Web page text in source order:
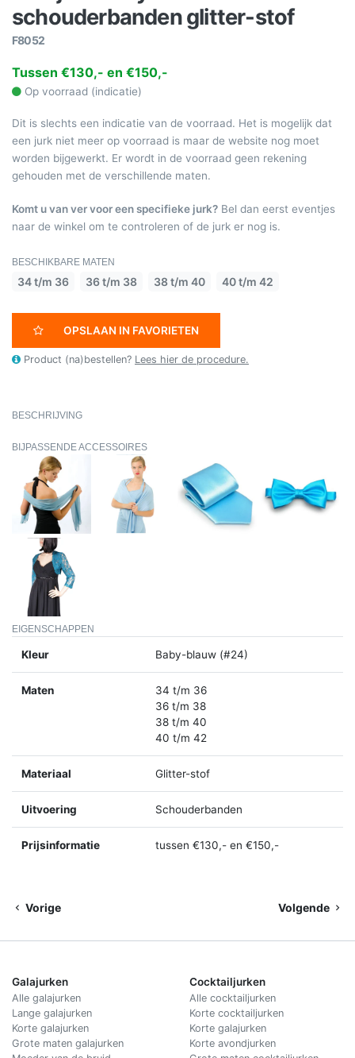
schouderbanden glitter-stof
F8052
Tussen €130,- en €150,-
Op voorraad (indicatie)
Dit is slechts een indicatie van de voorraad. Het is mogelijk dat
een jurk niet meer op voorraad is maar de website nog moet
worden bijgewerkt. Er wordt in de voorraad geen rekening
gehouden met de verschillende maten.
Komt u van ver voor een specifieke jurk? Bel dan eerst eventjes
naar de winkel om te controleren of de jurk er nog is.
BESCHIKBARE MATEN
34 t/m 36 36 t/m 38 38 t/m 40 40 t/m 42
OPSLAAN IN FAVORIETEN
Product (na)bestellen? Lees hier de procedure.
BESCHRIJVING
BIJPASSENDE ACCESSOIRES
EIGENSCHAPPEN
Kleur Baby-blauw (#24)
Maten
34 t/m 36
36 t/m 38
38 t/m 40
40 t/m 42
Materiaal Glitter-stof
Uitvoering Schouderbanden
Prijsinformatie tussen €130,- en €150,-
Vorige Volgende
Galajurken
Alle galajurken
Lange galajurken
Korte galajurken
Grote maten galajurken
Cocktailjurken
Alle cocktailjurken
Korte cocktailjurken
Korte galajurken
Korte avondjurken